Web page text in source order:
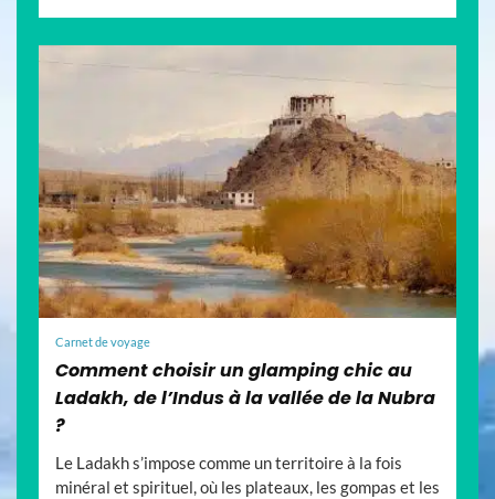
Carnet de voyage
Comment choisir un glamping chic au
Ladakh, de l’Indus à la vallée de la Nubra
?
Le Ladakh s’impose comme un territoire à la fois
minéral et spirituel, où les plateaux, les gompas et les